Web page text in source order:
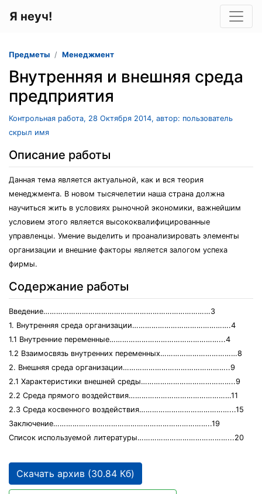
Я неуч!
Предметы Менеджмент
Внутренняя и внешняя среда
предприятия
Контрольная работа, 28 Октября 2014, автор: пользователь
скрыл имя
Описание работы
Данная тема является актуальной, как и вся теория
менеджмента. В новом тысячелетии наша страна должна
научиться жить в условиях рыночной экономики, важнейшим
условием этого является высококвалифицированные
управленцы. Умение выделить и проанализировать элементы
организации и внешние факторы является залогом успеха
фирмы.
Содержание работы
Введение……………………………………………………………………3
1. Внутренняя среда организации……………………………………….4
1.1 Внутренние переменные……………………………………………...4
1.2 Взаимосвязь внутренних переменных………………………………8
2. Внешняя среда организации…………………………………………..9
2.1 Характеристики внешней среды……………………………………..9
2.2 Среда прямого воздействия…………………………………………11
2.3 Среда косвенного воздействия……………………………………...15
Заключение………………………………………………………………..19
Список используемой литературы……………………………………...20
Скачать архив (30.84 Кб)